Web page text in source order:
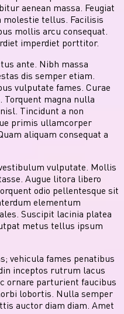
aenean massa. Feugiat
molestie tellus. Facilisis
mollis arcu consequat.
imperdiet porttitor.
ante. Nibh massa
dis semper etiam.
vulputate fames. Curae
magna nulla
Tincidunt a non
primis ullamcorper
aliquam consequat a
vulputate. Mollis
Augue litora libero
odio pellentesque sit
elementum
Suscipit lacinia platea
metus tellus ipsum
vehicula fames penatibus
inceptos rutrum lacus
ornare parturient faucibus
lobortis. Nulla semper
auctor diam diam. Amet